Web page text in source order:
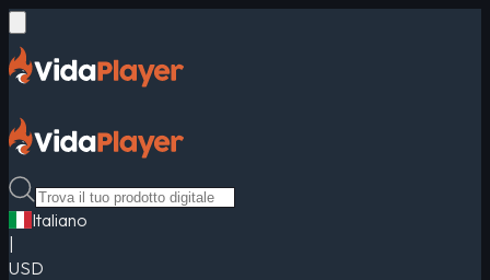
Italiano
USD